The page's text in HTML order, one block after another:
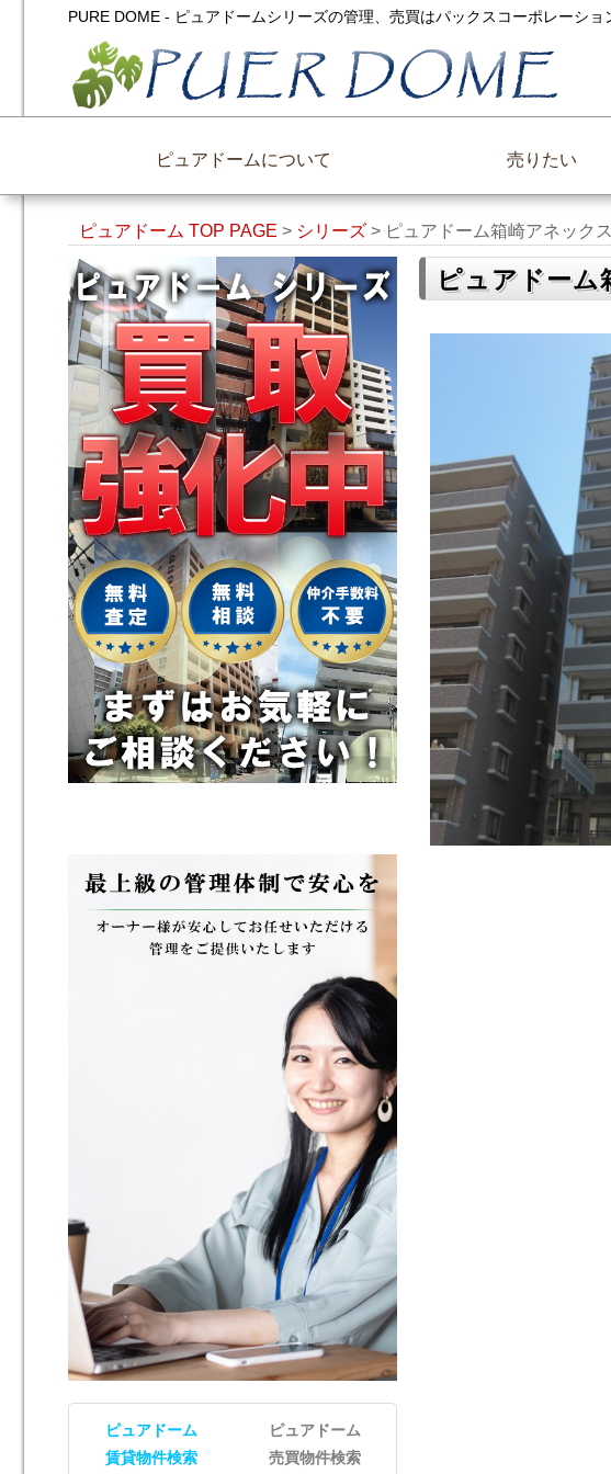
PURE DOME - ピュアドームシリーズの管理、売買はパックスコーポレーショ
ピュアドームについて 売りたい
ピュアドーム TOP PAGE > シリーズ > ピュアドーム箱崎アネックス
ピュアドーム
ピュアドーム
賃貸物件検索
ピュアドーム
売買物件検索